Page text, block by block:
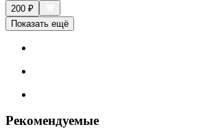
200 ₽
Показать ещё
Рекомендуемые